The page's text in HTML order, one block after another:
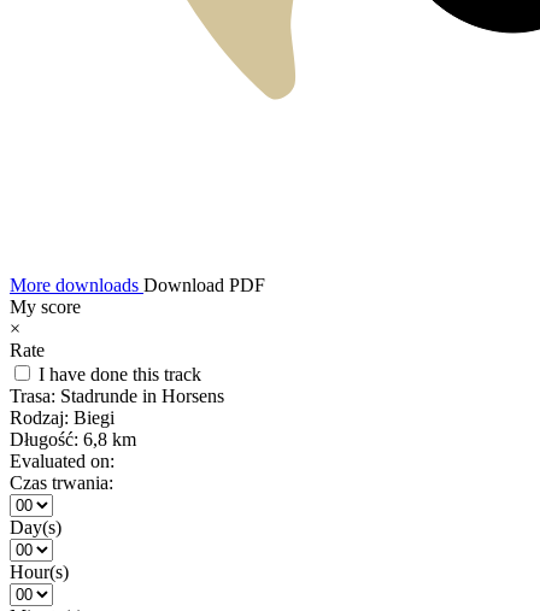
More downloads Download PDF
My score
×
Rate
I have done this track
Trasa: Stadrunde in Horsens
Rodzaj: Biegi
Długość: 6,8 km
Evaluated on:
Czas trwania:
Day(s)
Hour(s)